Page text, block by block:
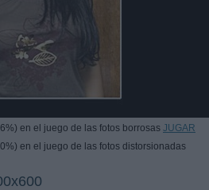
en el juego de las fotos borrosas JUGAR
en el juego de las fotos distorsionadas